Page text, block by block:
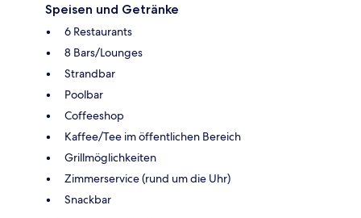
Speisen und Getränke
6 Restaurants
8 Bars/Lounges
Strandbar
Poolbar
Coffeeshop
Kaffee/Tee im öffentlichen Bereich
Grillmöglichkeiten
Zimmerservice (rund um die Uhr)
Snackbar